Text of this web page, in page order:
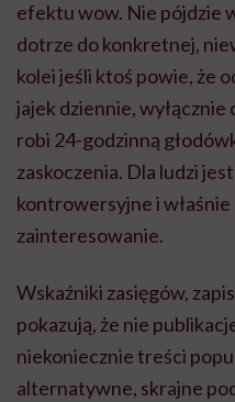
efektu wow. Nie pójdzie
dotrze do konkretnej,
kolei jeśli ktoś powie, że
jajek dziennie,
robi 24-godzinną
zaskoczenia. Dla ludzi
kontrowersyjne i
zainteresowanie.
Wskaźniki zasięgów,
pokazują, że nie
niekoniecznie treści
alternatywne, skrajne